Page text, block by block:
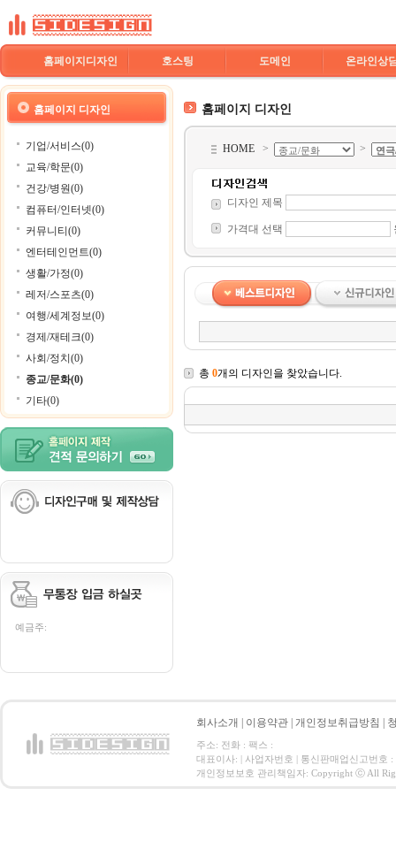
홈페이지디자인 호스팅 도메인 온라인상
홈페이지 디자인
기업/서비스(0)
교육/학문(0)
건강/병원(0)
컴퓨터/인터넷(0)
커뮤니티(0)
엔터테인먼트(0)
생활/가정(0)
레저/스포츠(0)
여행/세계정보(0)
경제/재테크(0)
사회/정치(0)
종교/문화(0)
기타(0)
예금주:
홈페이지 디자인
HOME > >
디자인 제목
가격대 선택
총 0개의 디자인을 찾았습니다.
회사소개 이용약관 개인정보취급방침
주소: 전화 : 팩스 :
대표이사: | 사업자번호 | 통신판매업신고번호 :
개인정보보호 관리책임자: Copyright ⓒ All